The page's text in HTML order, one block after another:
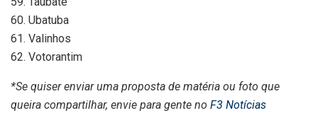
60. Ubatuba
61. Valinhos
62. Votorantim
*Se quiser enviar uma proposta de matéria ou foto que
queira compartilhar, envie para gente no F3 Notícias